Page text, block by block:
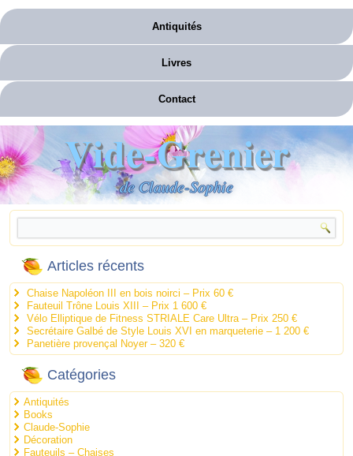
Antiquités
Livres
Contact
Vide-Grenier
de Claude-Sophie
Articles récents
Chaise Napoléon III en bois noirci – Prix 60 €
Fauteuil Trône Louis XIII – Prix 1 600 €
Vélo Elliptique de Fitness STRIALE Care Ultra – Prix 250 €
Secrétaire Galbé de Style Louis XVI en marqueterie – 1 200 €
Panetière provençal Noyer – 320 €
Catégories
Antiquités
Books
Claude-Sophie
Décoration
Fauteuils – Chaises